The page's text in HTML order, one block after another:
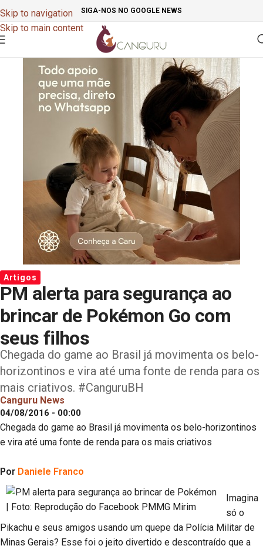
Skip to navigation
Skip to main content
SIGA-NOS NO GOOGLE NEWS
Artigos
PM alerta para segurança ao
brincar de Pokémon Go com
seus filhos
Chegada do game ao Brasil já movimenta os belo-
horizontinos e vira até uma fonte de renda para os
mais criativos. #CanguruBH
Canguru News
04/08/2016 - 00:00
Chegada do game ao Brasil já movimenta os belo-horizontinos
e vira até uma fonte de renda para os mais criativos
Por Daniele Franco
Imagina
só o
Pikachu e seus amigos usando um quepe da Polícia Militar de
Minas Gerais? Esse foi o jeito divertido e descontraído que a